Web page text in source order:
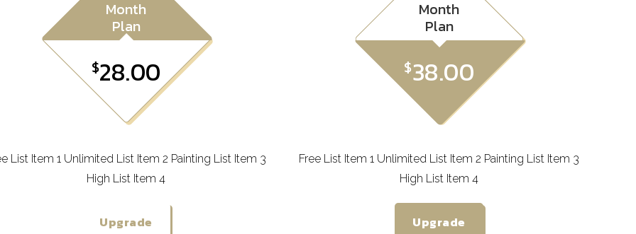
Month
Plan
$28.00
List Item 1 Unlimited List Item 2 Painting List Item 3
High List Item 4
Upgrade
Month
Plan
$38.00
Free List Item 1 Unlimited List Item 2 Painting List Item 3
High List Item 4
Upgrade